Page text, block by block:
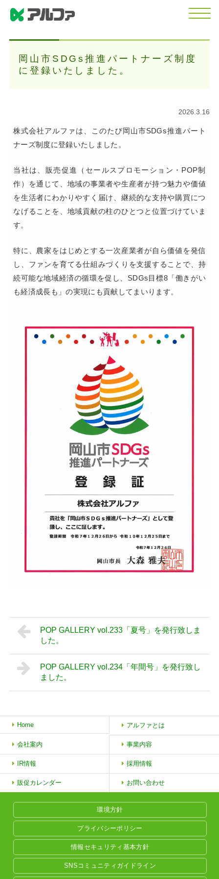
岡山市SDGs推進パートナーズ制度
に登録いたしました。
2026.3.16
株式会社アルファは、このたび岡山市SDGs推進パート
ナーズ制度に登録いたしました。
当社は、販売促進（セールスプロモーション・POP制
作）を通じて、 地域の事業者や生産者が持つ魅力や価値
を生活者にわかりやすく届け、 継続的な支持や購買につ
なげることを、地域貢献の柱のひとつと 位置づけていま
す。
特に、農家をはじめとする一次産業者が自ら価値を発信
し、 ファンを育てる仕組みづくりを支援することで、 持
続可能な地域経済の循環を促し、 SDGs目標8「働きがい
も経済成長も」の実現にも貢献してまいります。
POP GALLERY vol.233「夏号」を発行致しま
した。
POP GALLERY vol.234「年間号」を発行致し
ました。
Home アルファとは
会社案内 事業内容
IR情報 採用情報
販促カレンダー お問い合わせ
環境方針
プライバシーポリシー
情報セキュリティ基本方針
SNSコミュニティガイドライン